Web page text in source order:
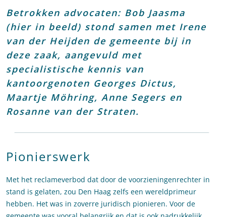
Betrokken advocaten: Bob Jaasma
(hier in beeld) stond samen met Irene
van der Heijden de gemeente bij in
deze zaak, aangevuld met
specialistische kennis van
kantoorgenoten Georges Dictus,
Maartje Möhring, Anne Segers en
Rosanne van der Straten.
Pionierswerk
Met het reclameverbod dat door de voorzieningenrechter in
stand is gelaten, zou Den Haag zelfs een wereldprimeur
hebben. Het was in zoverre juridisch pionieren. Voor de